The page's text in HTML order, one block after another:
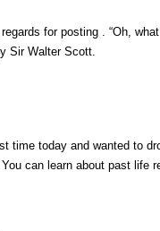
for posting . “Oh,
Sir Walter Scott.
time today and wanted to
can learn about past life